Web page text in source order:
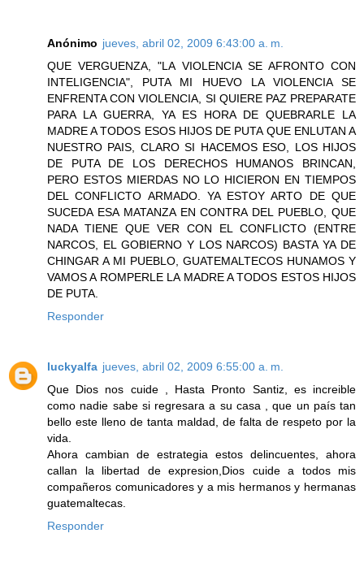
Anónimo jueves, abril 02, 2009 6:43:00 a. m.
QUE VERGUENZA, "LA VIOLENCIA SE AFRONTO CON
INTELIGENCIA", PUTA MI HUEVO LA VIOLENCIA SE
ENFRENTA CON VIOLENCIA, SI QUIERE PAZ PREPARATE
PARA LA GUERRA, YA ES HORA DE QUEBRARLE LA
MADRE A TODOS ESOS HIJOS DE PUTA QUE ENLUTAN A
NUESTRO PAIS, CLARO SI HACEMOS ESO, LOS HIJOS
DE PUTA DE LOS DERECHOS HUMANOS BRINCAN,
PERO ESTOS MIERDAS NO LO HICIERON EN TIEMPOS
DEL CONFLICTO ARMADO. YA ESTOY ARTO DE QUE
SUCEDA ESA MATANZA EN CONTRA DEL PUEBLO, QUE
NADA TIENE QUE VER CON EL CONFLICTO (ENTRE
NARCOS, EL GOBIERNO Y LOS NARCOS) BASTA YA DE
CHINGAR A MI PUEBLO, GUATEMALTECOS HUNAMOS Y
VAMOS A ROMPERLE LA MADRE A TODOS ESTOS HIJOS
DE PUTA.
Responder
luckyalfa jueves, abril 02, 2009 6:55:00 a. m.
Que Dios nos cuide , Hasta Pronto Santiz, es increible
como nadie sabe si regresara a su casa , que un país tan
bello este lleno de tanta maldad, de falta de respeto por la
vida.
Ahora cambian de estrategia estos delincuentes, ahora
callan la libertad de expresion,Dios cuide a todos mis
compañeros comunicadores y a mis hermanos y hermanas
guatemaltecas.
Responder